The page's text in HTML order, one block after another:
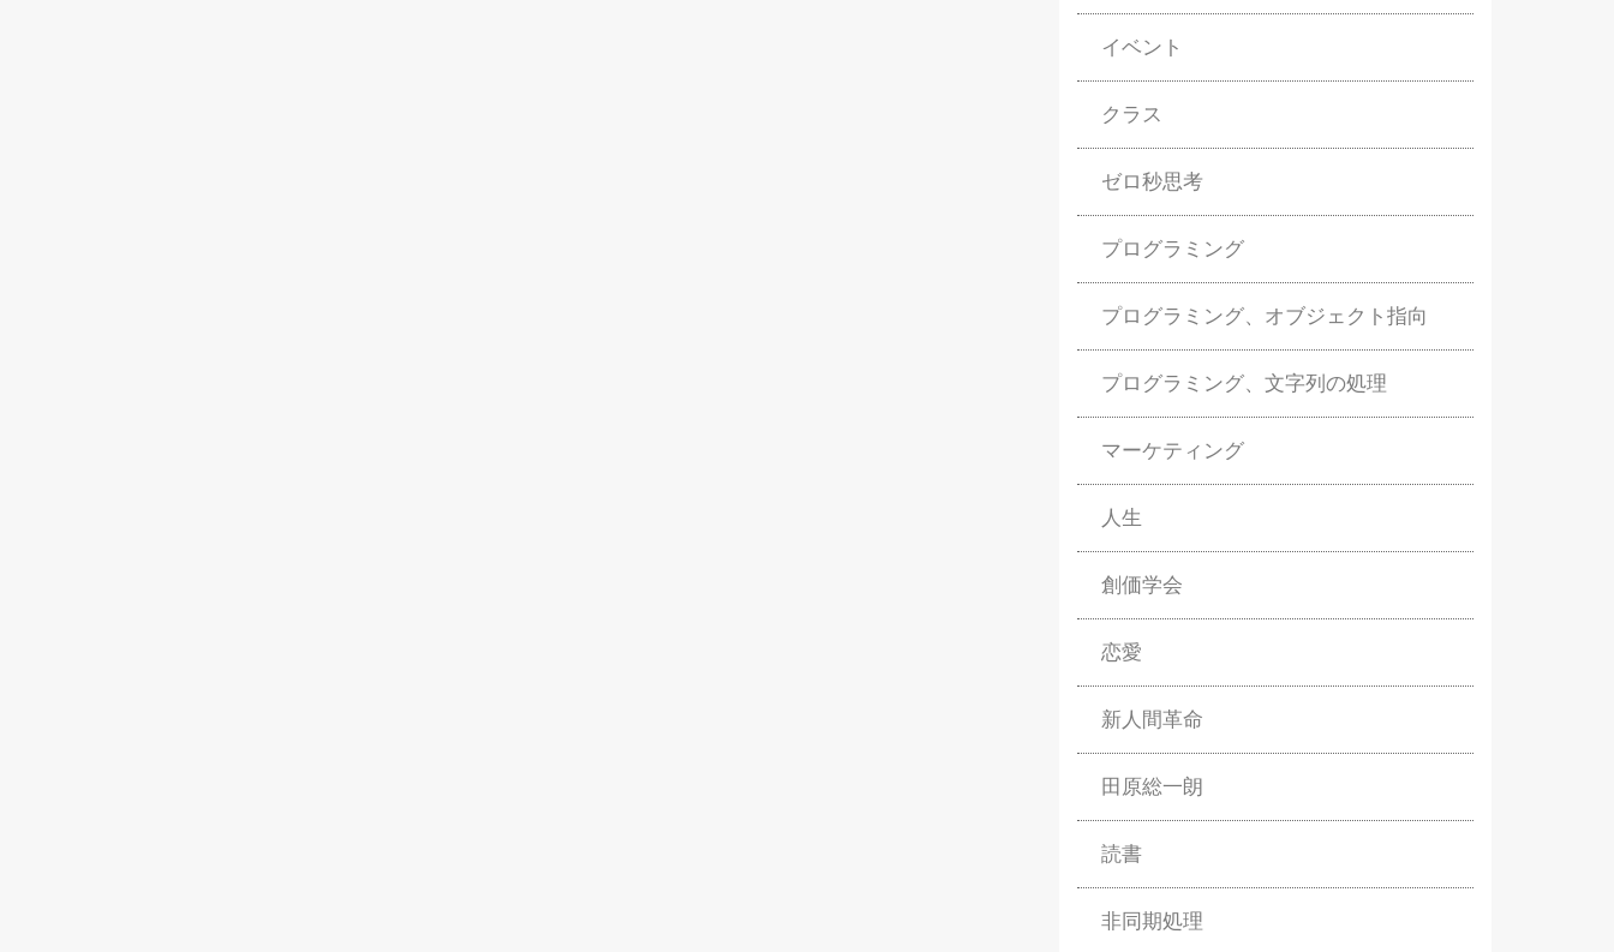
イベント
クラス
ゼロ秒思考
プログラミング
プログラミング、オブジェクト指向
プログラミング、文字列の処理
マーケティング
人生
創価学会
恋愛
新人間革命
田原総一朗
読書
非同期処理